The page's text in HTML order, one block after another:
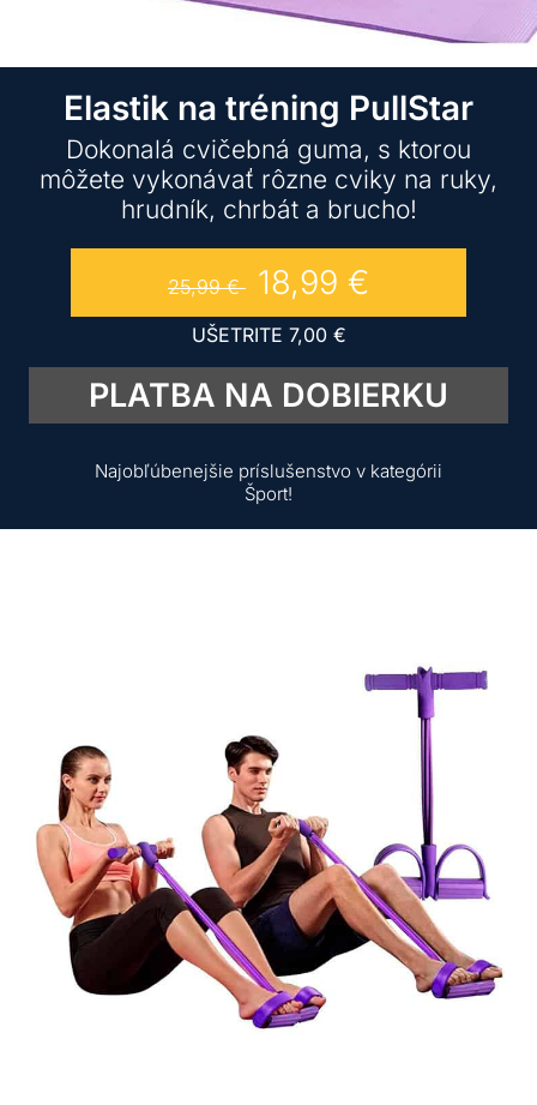
Elastik na tréning PullStar
Dokonalá cvičebná guma, s ktorou
môžete vykonávať rôzne cviky na ruky,
hrudník, chrbát a brucho!
25,99€ 18,99 €
UŠETRITE 7,00 €
PLATBA NA DOBIERKU
Najobľúbenejšie príslušenstvo v kategórii
Šport!